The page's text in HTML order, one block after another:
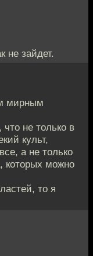
не зайдет.
мирным
не только в
культ,
а не только
которых можно
то я